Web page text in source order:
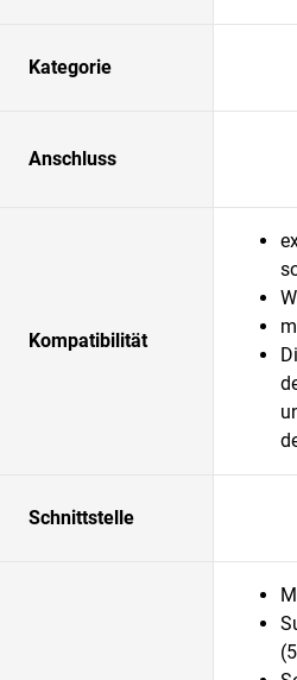
Kategorie
Anschluss
Kompatibilität
Schnittstelle